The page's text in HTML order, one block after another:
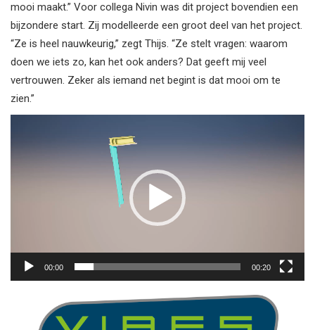
mooi maakt.” Voor collega Nivin was dit project bovendien een
bijzondere start. Zij modelleerde een groot deel van het project.
“Ze is heel nauwkeurig,” zegt Thijs. “Ze stelt vragen: waarom
doen we iets zo, kan het ook anders? Dat geeft mij veel
vertrouwen. Zeker als iemand net begint is dat mooi om te
zien.”
00:00 00:20